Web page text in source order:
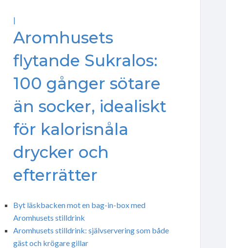
|
Aromhusets
flytande Sukralos:
100 gånger sötare
än socker, idealiskt
för kalorisnåla
drycker och
efterrätter
Byt läskbacken mot en bag-in-box med
Aromhusets stilldrink
Aromhusets stilldrink: självservering som både
gäst och krögare gillar